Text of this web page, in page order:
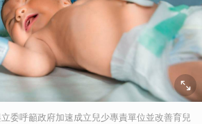
委呼籲政府加速成立兒少專責單位並改善育兒